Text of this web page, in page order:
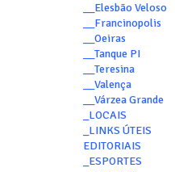
__Elesbão Veloso
__Francinopolis
__Oeiras
__Tanque PI
__Teresina
__Valença
__Várzea Grande
_LOCAIS
_LINKS ÚTEIS
EDITORIAIS
_ESPORTES